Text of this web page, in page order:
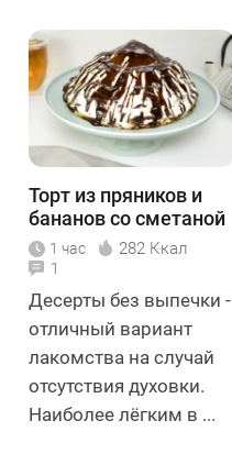
Торт из пряников и
бананов со сметаной
1 час 282 Ккал
1
Десерты без выпечки -
отличный вариант
лакомства на случай
отсутствия духовки.
Наиболее лёгким в ...